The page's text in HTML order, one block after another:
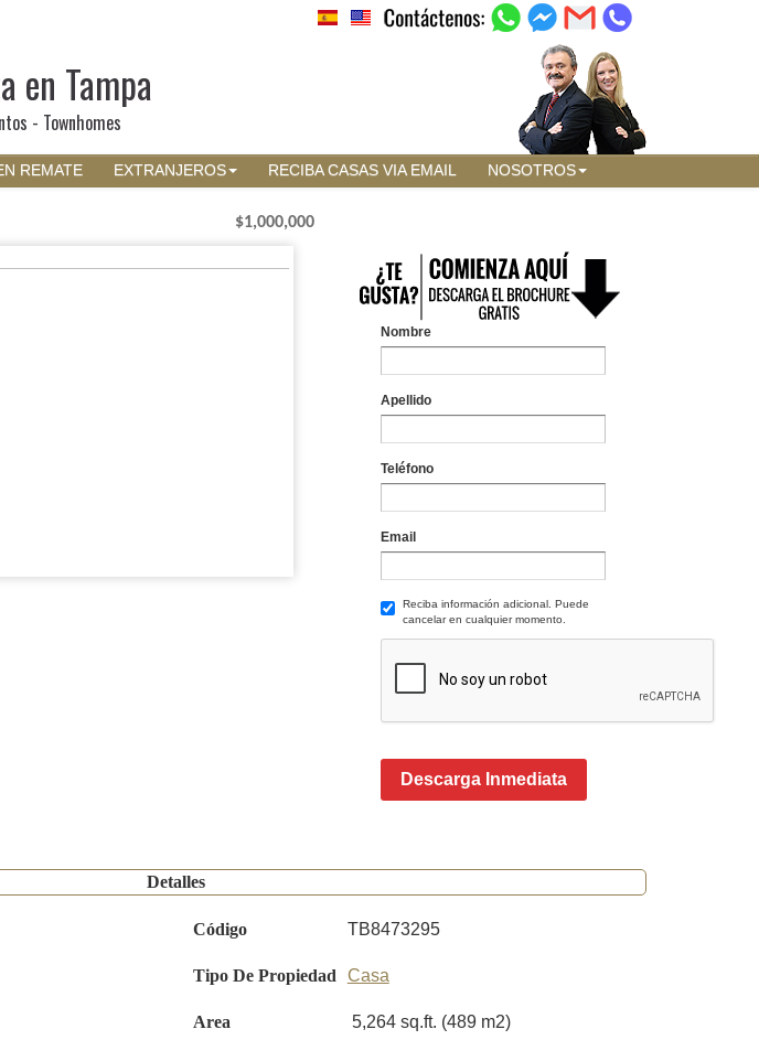
en Tampa
- Townhomes
REMATE EXTRANJEROS RECIBA CASAS VIA EMAIL NOSOTROS
$1,000,000
Nombre
Apellido
Teléfono
Email
Reciba información adicional. Puede
cancelar en cualquier momento.
Descarga Inmediata
Detalles
Código TB8473295
Tipo De Propiedad Casa
Area 5,264 sq.ft. (489 m2)